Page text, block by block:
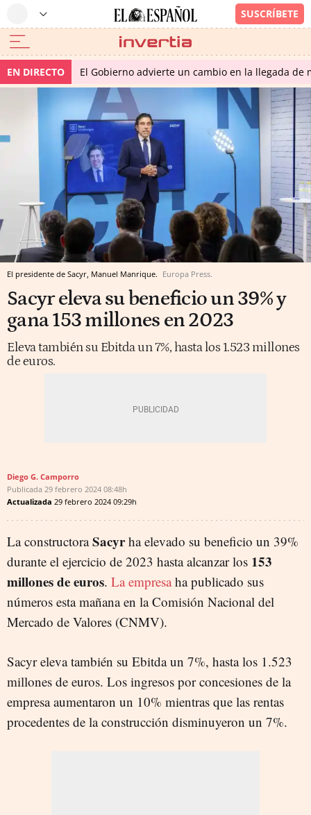
EN DIRECTO El Gobierno advierte un cambio en la llegada
El presidente de Sacyr, Manuel Manrique. Europa Press.
Sacyr eleva su beneficio un 39% y
gana 153 millones en 2023
Eleva también su Ebitda un 7%, hasta los 1.523 millones
de euros.
Diego G. Camporro
Publicada 29 febrero 2024 08:48h
Actualizada 29 febrero 2024 09:29h
La constructoraSacyrha elevado su beneficio un 39%
durante el ejercicio de 2023 hasta alcanzar los 153
millones de euros. La empresaha publicado sus
números esta mañana en la Comisión Nacional del
Mercado de Valores (CNMV).
Sacyr eleva también su Ebitda un 7%, hasta los 1.523
millones de euros. Los ingresos por concesiones de la
empresa aumentaron un 10% mientras que las rentas
procedentes de la construcción disminuyeron un 7%.